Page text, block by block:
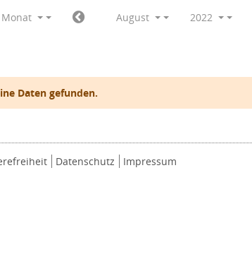
Monat August 2022
Daten gefunden.
Datenschutz Impressum